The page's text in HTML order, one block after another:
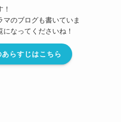
のブログも書いていま
なってくださいね！
らすじはこちら